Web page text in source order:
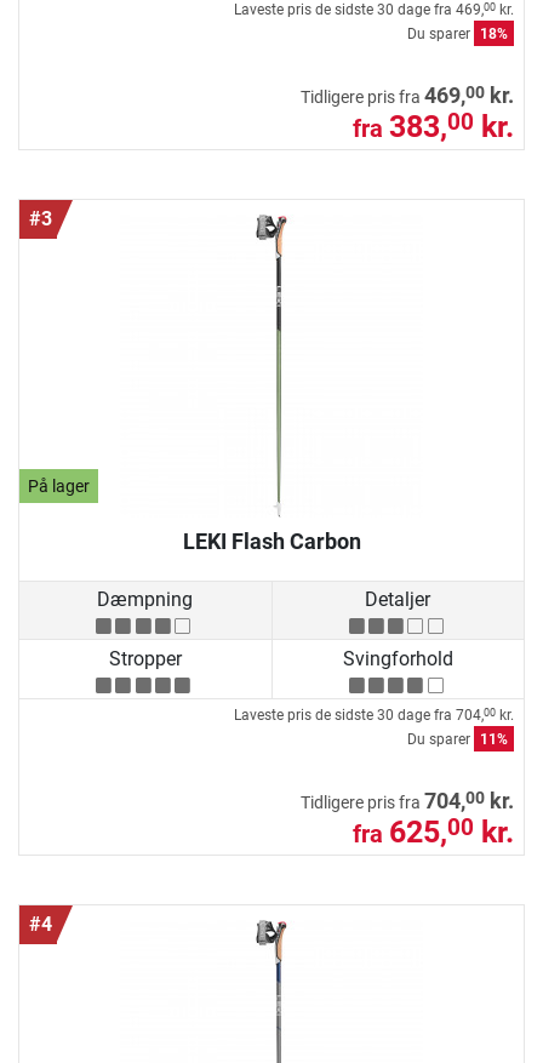
Laveste pris de sidste 30 dage fra 469,00 kr.
Du sparer
18%
Tidligere pris fra 469,00 kr.
fra 383,00 kr.
#3
På lager
LEKI Flash Carbon
Dæmpning Detaljer
Stropper Svingforhold
Laveste pris de sidste 30 dage fra 704,00 kr.
Du sparer
11%
Tidligere pris fra 704,00 kr.
fra 625,00 kr.
#4